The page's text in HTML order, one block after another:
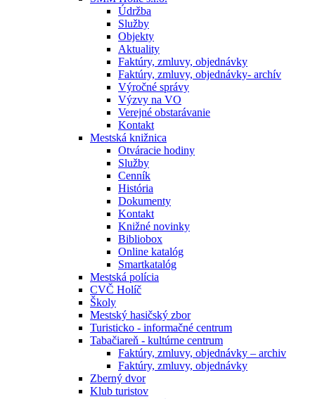
Údržba
Služby
Objekty
Aktuality
Faktúry, zmluvy, objednávky
Faktúry, zmluvy, objednávky- archív
Výročné správy
Výzvy na VO
Verejné obstarávanie
Kontakt
Mestská knižnica
Otváracie hodiny
Služby
Cenník
História
Dokumenty
Kontakt
Knižné novinky
Bibliobox
Online katalóg
Smartkatalóg
Mestská polícia
CVČ Holíč
Školy
Mestský hasičský zbor
Turisticko - informačné centrum
Tabačiareň - kultúrne centrum
Faktúry, zmluvy, objednávky – archiv
Faktúry, zmluvy, objednávky
Zberný dvor
Klub turistov